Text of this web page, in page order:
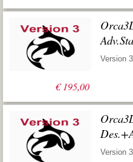
€195,00
Version
Version